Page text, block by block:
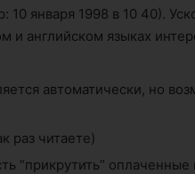
января 1998 в 10 40).
и английском языках
автоматически, но
раз читаете)
“прикрутить” оплаченные